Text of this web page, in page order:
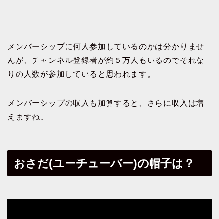
メンバーシップに何人参加しているのかは分かりませ
んが、チャンネル登録者が約５万人もいるのでそれな
りの人数が参加していると思われます。
メンバーシップの収入も加算すると、さらに収入は増
えますね。
おさだ(ユーチューバー)の帽子は？